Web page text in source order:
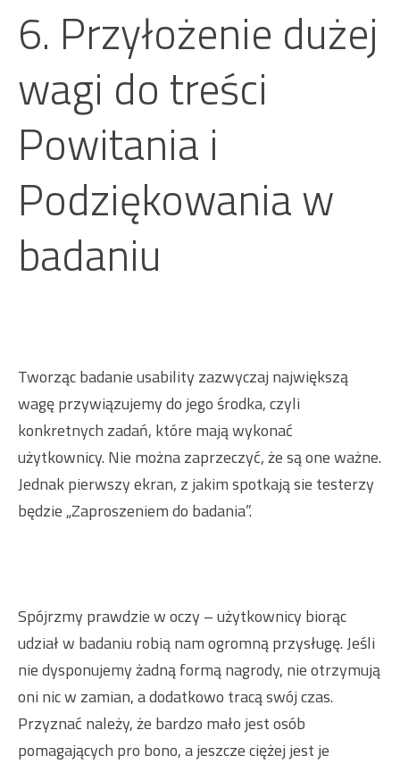
6. Przyłożenie dużej
wagi do treści
Powitania i
Podziękowania w
badaniu
Tworząc badanie usability zazwyczaj największą
wagę przywiązujemy do jego środka, czyli
konkretnych zadań, które mają wykonać
użytkownicy. Nie można zaprzeczyć, że są one ważne.
Jednak pierwszy ekran, z jakim spotkają sie testerzy
będzie „Zaproszeniem do badania”.
Spójrzmy prawdzie w oczy – użytkownicy biorąc
udział w badaniu robią nam ogromną przysługę. Jeśli
nie dysponujemy żadną formą nagrody, nie otrzymują
oni nic w zamian, a dodatkowo tracą swój czas.
Przyznać należy, że bardzo mało jest osób
pomagających pro bono, a jeszcze ciężej jest je